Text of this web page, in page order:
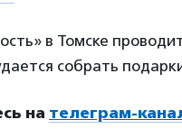
в Томске
собрать
на телеграм-